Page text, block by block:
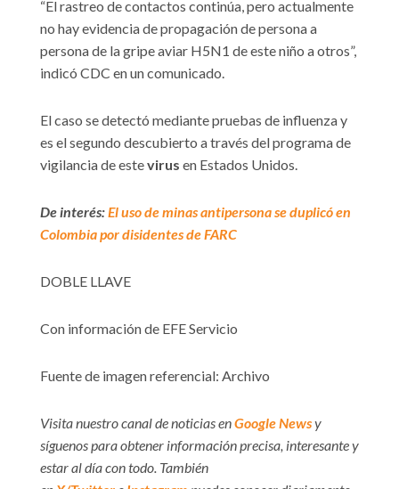
“El rastreo de contactos continúa, pero actualmente
no hay evidencia de propagación de persona a
persona de la gripe aviar H5N1 de este niño a otros”,
indicó CDC en un comunicado.
El caso se detectó mediante pruebas de influenza y
es el segundo descubierto a través del programa de
vigilancia de estevirus en Estados Unidos.
De interés:El uso de minas antipersona se duplicó en
Colombia por disidentes de FARC
DOBLE LLAVE
Con información de EFE Servicio
Fuente de imagen referencial: Archivo
Visita nuestro canal de noticias enGoogle Newsy
síguenos para obtener información precisa, interesante y
estar al día con todo. También